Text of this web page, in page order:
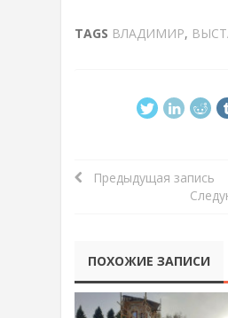
TAGS ВЛАДИМИР,
Предыдущая запись
ПОХОЖИЕ ЗАПИСИ